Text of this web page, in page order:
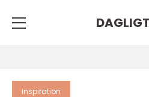
inspiration